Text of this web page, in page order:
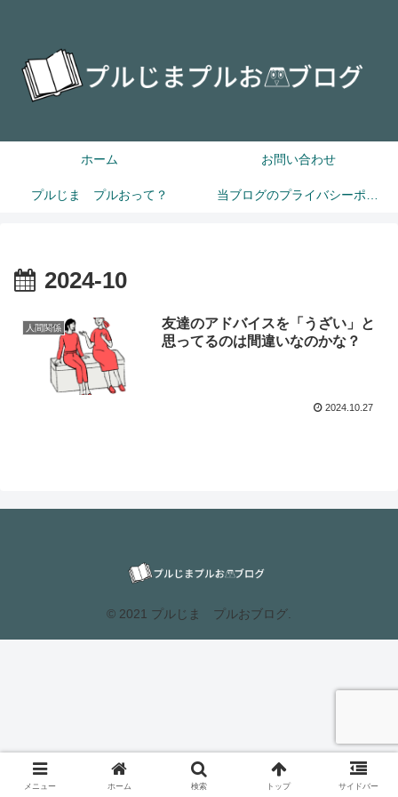
ホーム お問い合わせ
プルじま プルおって？
2024-10
人間関係
友達のアドバイスを「うざい」と
思ってるのは間違いなのかな？
2024.10.27
© 2021 プルじま プルおブログ.
メニュー ホーム 検索 トップ サイドバー